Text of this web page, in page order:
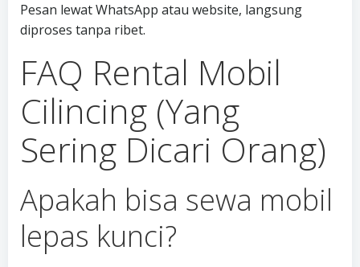
Pesan lewat WhatsApp atau website, langsung
diproses tanpa ribet.
FAQ Rental Mobil
Cilincing (Yang
Sering Dicari Orang)
Apakah bisa sewa mobil
lepas kunci?